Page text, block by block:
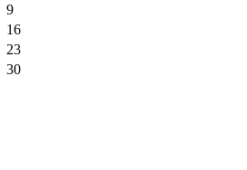
9
16
23
30